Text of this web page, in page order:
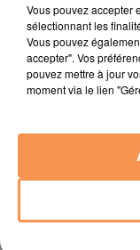
11h50
11h50
Vous pouvez accepter
sélectionnant les
Vous pouvez
accepter". Vos
pouvez mettre à jour
moment via le lien